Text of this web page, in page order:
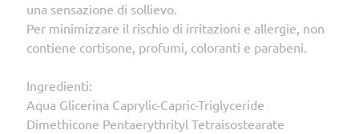
una sensazione di sollievo.
Per minimizzare il rischio di irritazioni e allergie, non
contiene cortisone, profumi, coloranti e parabeni.
Ingredienti:
Aqua Glicerina Caprylic-Capric-Triglyceride
Dimethicone Pentaerythrityl Tetraisostearate